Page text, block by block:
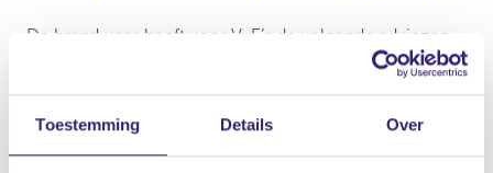
Toestemming Details Over
De brandweer heeft voor VvE’s de volgende adviezen
om laadpalen zo veilig mogelijk te plaatsen enrisico's
van VvE-laadpalen in parkeergarageste verminderen:
Breng de huidige brandveiligheidsmaatregelen in